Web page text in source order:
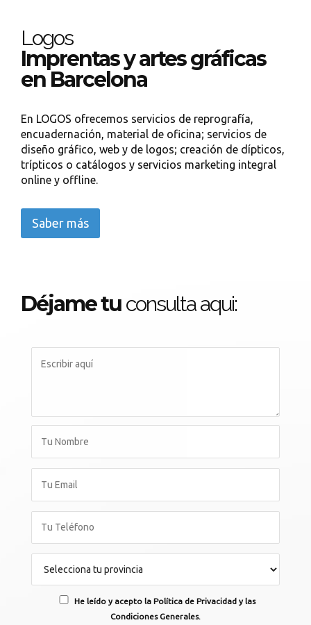
Logos
Imprentas y artes gráficas
en Barcelona
En LOGOS ofrecemos servicios de reprografía,
encuadernación, material de oficina; servicios de
diseño gráfico, web y de logos; creación de dípticos,
trípticos o catálogos y servicios marketing integral
online y offline.
Saber más
Déjame tu consulta aqui:
He leído y acepto la Política de Privacidad y las
Condiciones Generales.